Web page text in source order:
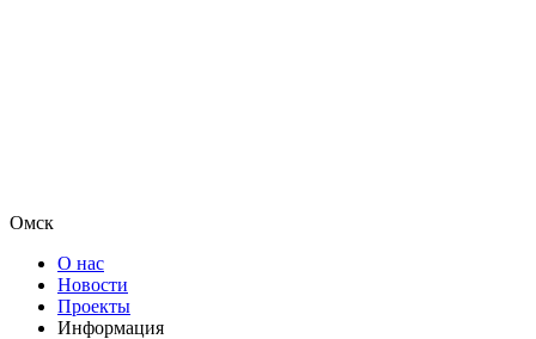
Омск
О нас
Новости
Проекты
Информация